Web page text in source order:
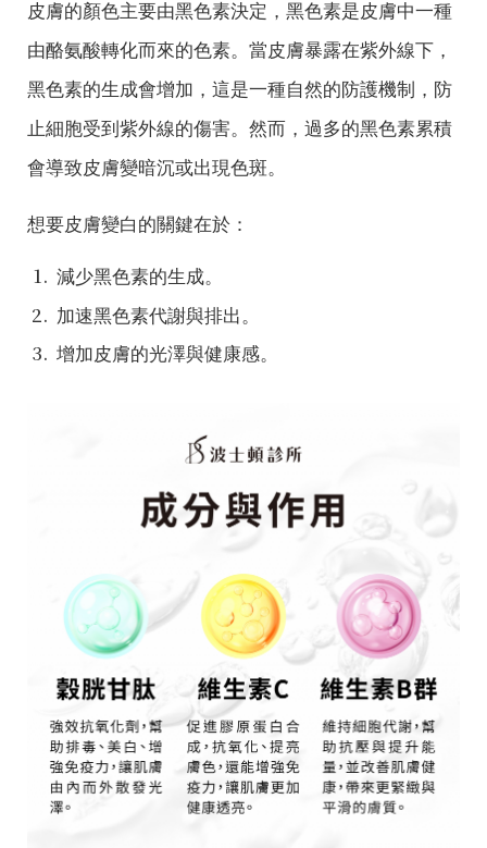
皮膚的顏色主要由黑色素決定，黑色素是皮膚中一種
由酪氨酸轉化而來的色素。當皮膚暴露在紫外線下，
黑色素的生成會增加，這是一種自然的防護機制，防
止細胞受到紫外線的傷害。然而，過多的黑色素累積
會導致皮膚變暗沉或出現色斑。
想要皮膚變白的關鍵在於：
減少黑色素的生成。
加速黑色素代謝與排出。
增加皮膚的光澤與健康感。